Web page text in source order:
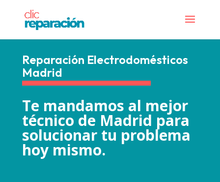
Reparación Electrodomésticos
Madrid
Te mandamos al mejor
técnico de Madrid para
solucionar tu problema
hoy mismo.